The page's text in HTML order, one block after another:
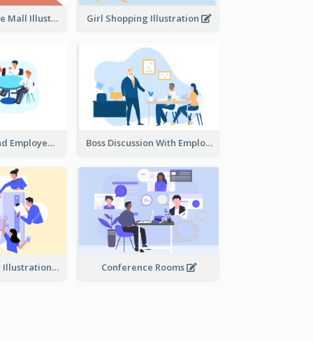
Shopping In The Mall Illustration Girl Shopping Illustration
Female Boss And Employee Illustration Boss Discussion With Employee Illustration
Work Together Illustration Conference Rooms